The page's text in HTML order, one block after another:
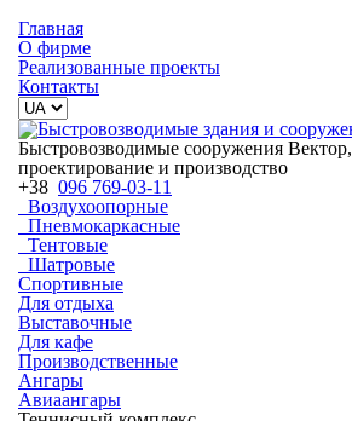
Главная
О фирме
Реализованные проекты
Контакты
Быстровозводимые сооружения Вектор,
проектирование и производство
+38 096 769-03-11
Воздухоопорные
Пневмокаркасные
Тентовые
Шатровые
Спортивные
Для отдыха
Выставочные
Для кафе
Производственные
Ангары
Авиаангары